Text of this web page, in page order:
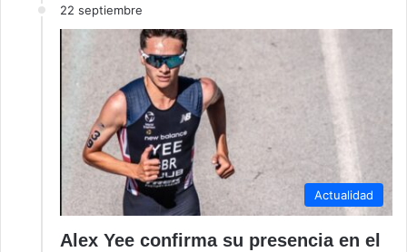
22 septiembre
Actualidad
Alex Yee confirma su presencia en el